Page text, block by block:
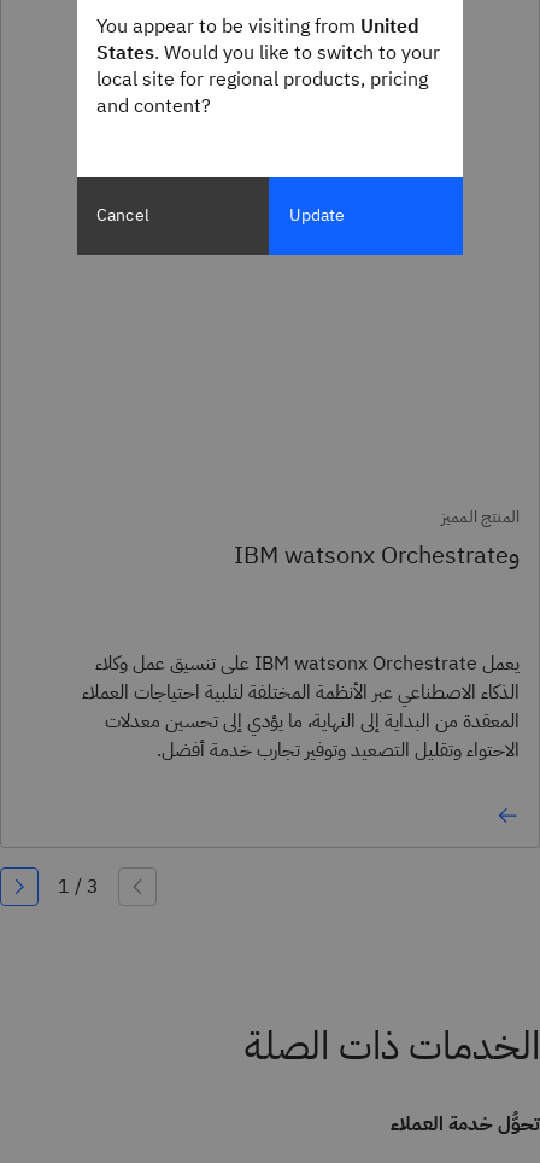
المنتج المميز
وIBM watsonx Orchestrate
يعمل IBM watsonx Orchestrate على تنسيق عمل وكلاء
الذكاء الاصطناعي عبر الأنظمة المختلفة لتلبية احتياجات العملاء
المعقدة من البداية إلى النهاية، ما يؤدي إلى تحسين معدلات
الاحتواء وتقليل التصعيد وتوفير تجارب خدمة أفضل.
الخدمات ذات الصلة
تحوُّل خدمة العملاء
You appear to be visiting from United
States. Would you like to switch to your
local site for regional products, pricing
and content?
Cancel Update